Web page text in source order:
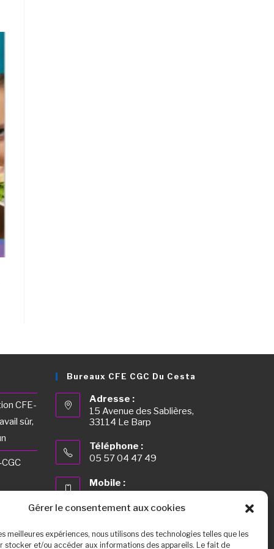
Gérer le consentement aux cookies
meilleures expériences, nous utilisons des technologies telles que les
stocker et/ou accéder aux informations des appareils. Le fait de
CFE-
sûr,
les
Bureaux CFE CGC Du Cesta
Adresse :
15 Avenue des Sablières,
33114 Le Barp
Téléphone :
05 57 04 47 49
Mobile :
05 57 04 40 00